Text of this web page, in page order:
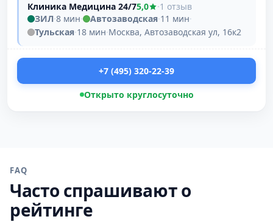
Клиника Медицина 24/75,0 ·1 отзыв
ЗИЛ·8 мин· Автозаводская·11 мин·
Тульская·18 мин·Москва, Автозаводская ул, 16к2
+7 (495) 320-22-39
Открыто круглосуточно
FAQ
Часто спрашивают о
рейтинге